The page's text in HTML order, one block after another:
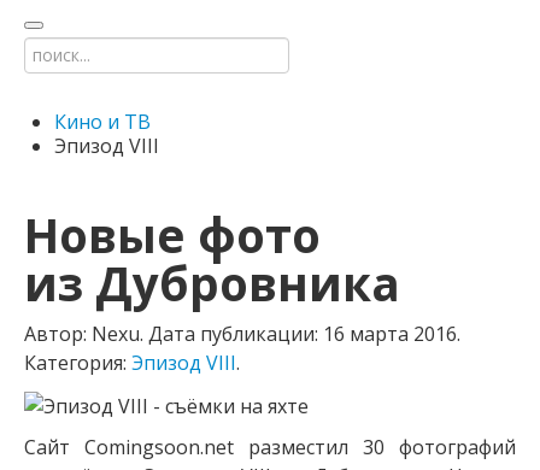
Кино и ТВ
Эпизод VIII
Новые фото
из Дубровника
Автор: Nexu. Дата публикации: 16 марта 2016.
Категория: Эпизод VIII.
Сайт Comingsoon.net разместил 30 фотографий